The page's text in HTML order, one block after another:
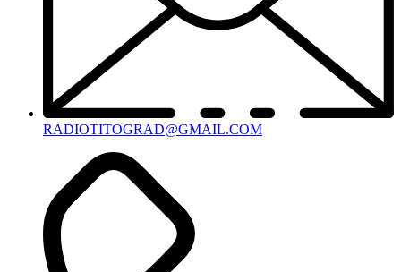
RADIOTITOGRAD@GMAIL.COM